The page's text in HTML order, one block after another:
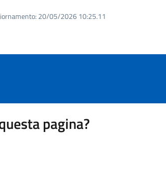
20/05/2026 10:25.11
pagina?